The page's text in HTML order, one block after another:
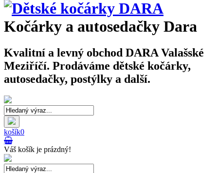
Kočárky a autosedačky Dara
Kvalitní a levný obchod DARA Valašské
Meziříčí. Prodáváme dětské kočárky,
autosedačky, postýlky a další.
košík0
Váš košík je prázdný!